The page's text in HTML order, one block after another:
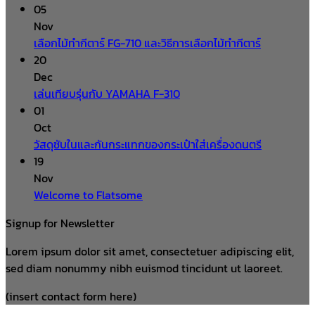
05
Nov
เลือกไม้ทำกีตาร์ FG-710 และวิธีการเลือกไม้ทำกีตาร์
20
Dec
เล่นเทียบรุ่นกับ YAMAHA F-310
01
Oct
วัสดุซับในและกันกระแทกของกระเป๋าใส่เครื่องดนตรี
19
Nov
Welcome to Flatsome
Signup for Newsletter
Lorem ipsum dolor sit amet, consectetuer adipiscing elit,
sed diam nonummy nibh euismod tincidunt ut laoreet.
(insert contact form here)